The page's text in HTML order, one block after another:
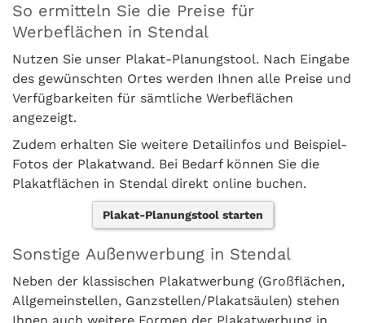
So ermitteln Sie die Preise für
Werbeflächen in Stendal
Nutzen Sie unser Plakat-Planungstool. Nach Eingabe
des gewünschten Ortes werden Ihnen alle Preise und
Verfügbarkeiten für sämtliche Werbeflächen
angezeigt.
Zudem erhalten Sie weitere Detailinfos und Beispiel-
Fotos der Plakatwand. Bei Bedarf können Sie die
Plakatflächen in Stendal direkt online buchen.
Plakat-Planungstool starten
Sonstige Außenwerbung in Stendal
Neben der klassischen Plakatwerbung (Großflächen,
Allgemeinstellen, Ganzstellen/Plakatsäulen) stehen